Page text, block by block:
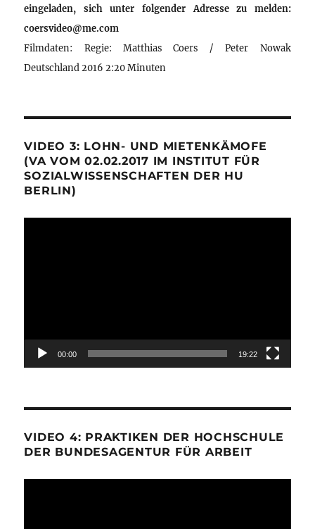
eingeladen, sich unter folgender Adresse zu melden:
coersvideo@me.com
Filmdaten: Regie: Matthias Coers / Peter Nowak
Deutschland 2016 2:20 Minuten
VIDEO 3: LOHN- UND MIETENKÄMOFE
(VA VOM 02.02.2017 IM INSTITUT FÜR
SOZIALWISSENSCHAFTEN DER HU
BERLIN)
00:00 19:22
VIDEO 4: PRAKTIKEN DER HOCHSCHULE
DER BUNDESAGENTUR FÜR ARBEIT